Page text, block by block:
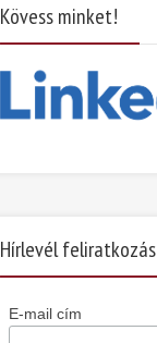
Kövess minket!
Hírlevél feliratkozás
E-mail cím